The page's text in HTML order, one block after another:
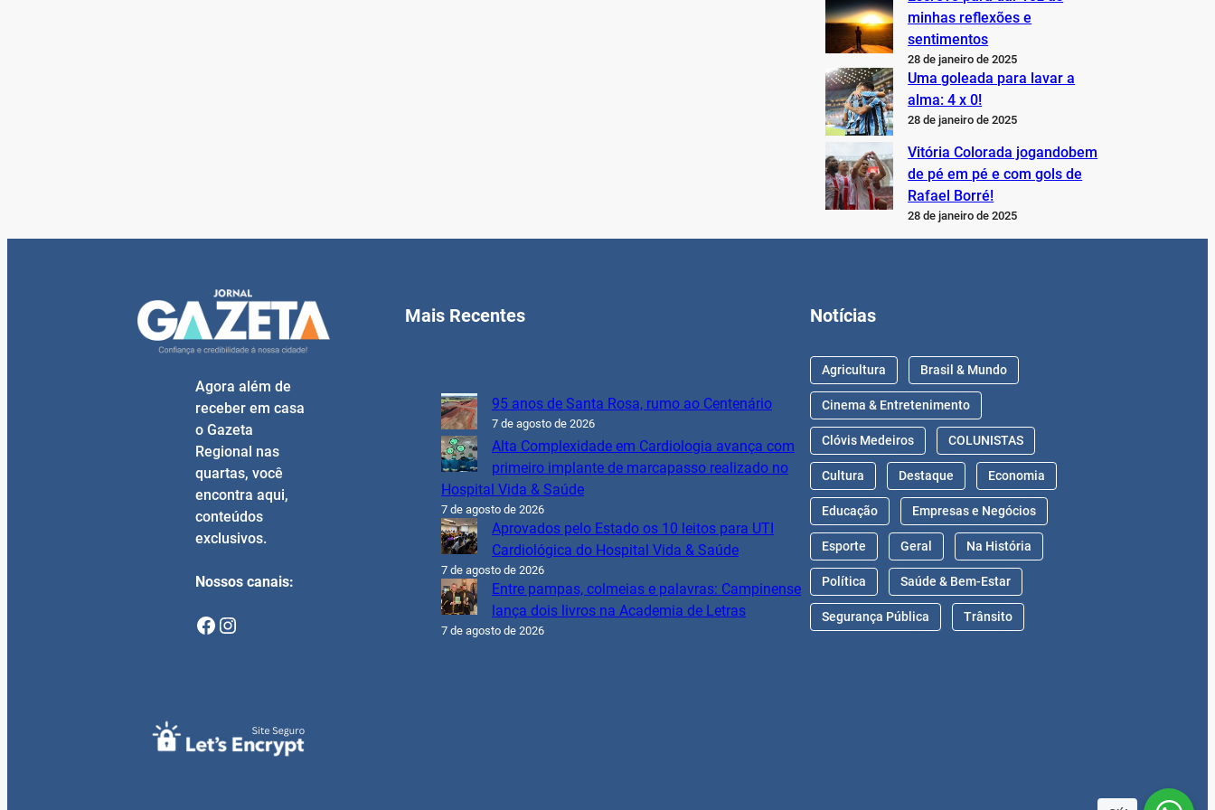
minhas reflexões e
sentimentos
28 de janeiro de 2025
Uma goleada para lavar a
alma: 4 x 0!
28 de janeiro de 2025
Vitória Colorada jogandobem
de pé em pé e com gols de
Rafael Borré!
28 de janeiro de 2025
Agora além de
receber em casa
o Gazeta
Regional nas
quartas, você
encontra aqui,
conteúdos
exclusivos.
Nossos canais:
Facebook Instagram
Mais Recentes
95 anos de Santa Rosa, rumo ao Centenário
7 de agosto de 2026
Alta Complexidade em Cardiologia avança com
primeiro implante de marcapasso realizado no
Hospital Vida & Saúde
7 de agosto de 2026
Aprovados pelo Estado os 10 leitos para UTI
Cardiológica do Hospital Vida & Saúde
7 de agosto de 2026
Entre pampas, colmeias e palavras: Campinense
lança dois livros na Academia de Letras
7 de agosto de 2026
Notícias
Agricultura Brasil & Mundo
Cinema & Entretenimento
Clóvis Medeiros COLUNISTAS
Cultura Destaque Economia
Educação Empresas e Negócios
Esporte Geral Na História
Política Saúde & Bem-Estar
Segurança Pública Trânsito